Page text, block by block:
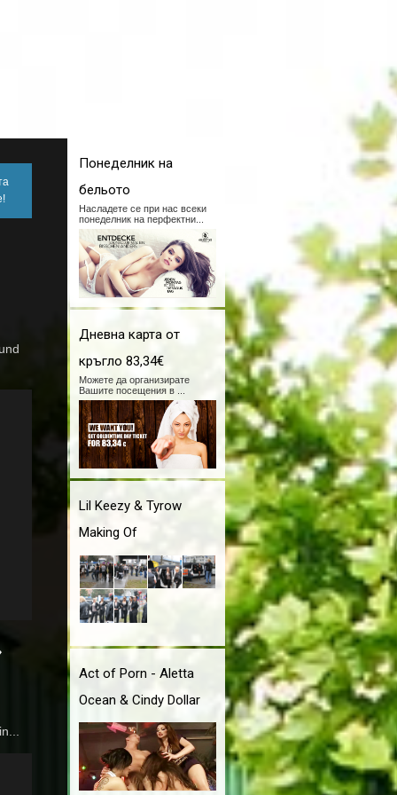
Понеделник на
бельото
Насладете се при нас всеки
понеделник на перфектни
Дневна карта от
кръгло 83,34€
Можете да организирате
Вашите посещения в
Lil Keezy & Tyrow
Making Of
Act of Porn - Aletta
Ocean & Cindy Dollar